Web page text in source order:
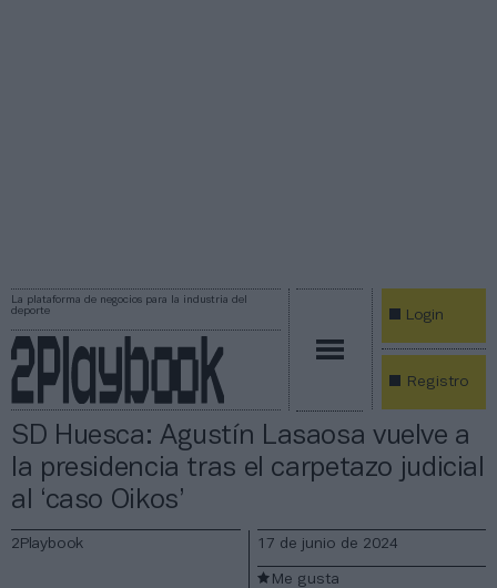
La plataforma de negocios para la industria del
deporte
Login
Registro
SD Huesca: Agustín Lasaosa vuelve a
la presidencia tras el carpetazo judicial
al ‘caso Oikos’
2Playbook 17 de junio de 2024
Me gusta